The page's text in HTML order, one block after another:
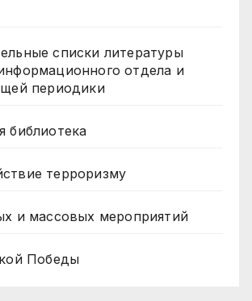
списки литературы
отдела и
периодики
библиотека
терроризму
и массовых мероприятий
Победы